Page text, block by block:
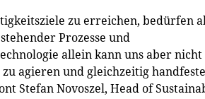
zu erreichen, bedürfen
Prozesse und
allein kann uns aber nicht
agieren und gleichzeitig
Stefan Novoszel, Head of